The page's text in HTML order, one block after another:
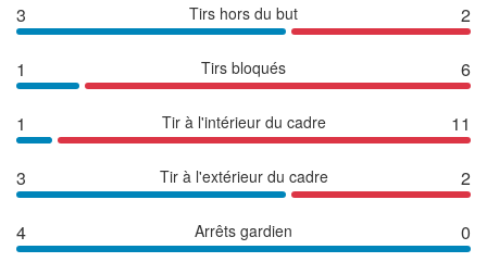
3 Tirs hors du but 2
1 Tirs bloqués 6
1 Tir à l'intérieur du cadre 11
3 Tir à l'extérieur du cadre 2
4 Arrêts gardien 0